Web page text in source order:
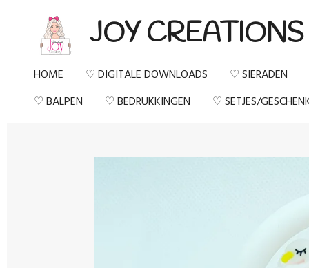
hoofdinhoud
JOY CREATIONS
HOME ♡ DIGITALE DOWNLOADS ♡ SIERADEN
♡ BALPEN
♡ BEDRUKKINGEN ♡ SETJES/